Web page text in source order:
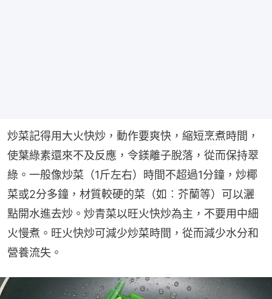
炒菜記得用大火快炒，動作要爽快，縮短烹煮時間，
使葉綠素還來不及反應，令鎂離子脫落，從而保持翠
綠。一般像炒菜（1斤左右）時間不超過1分鐘，炒椰
菜或2分多鐘，材質較硬的菜（如︰芥蘭等）可以灑
點開水進去炒。炒青菜以旺火快炒為主，不要用中細
火慢煮。旺火快炒可減少炒菜時間，從而減少水分和
營養流失。